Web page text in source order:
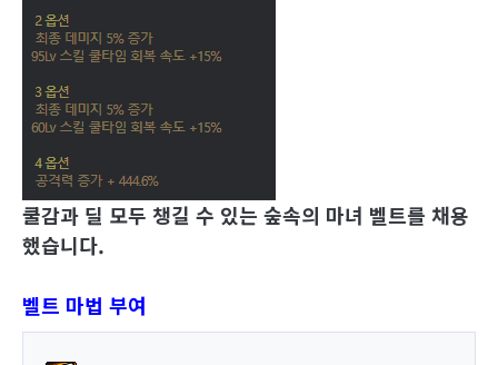
쿨감과 딜 모두 챙길 수 있는 숲속의 마녀 벨트를 채용
했습니다.
벨트 마법 부여